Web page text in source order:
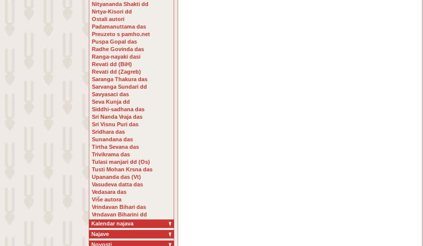
Nityananda Shakti dd
Nrtya-Kisori dd
Ostali autori
Padamanuttama das
Preuzeto s pamho.net
Puspa Gopal das
Radhe Govinda das
Ranga-nayaki dasi
Revati dd (BiH)
Revati dd (Zagreb)
Saranga Thakura das
Sarvanga Sundari dd
Savyasaci das
Seva Kunja dd
Siddhi-sadhana das
Sri Nanda Vraja das
Sri Visnu Puri das
Sridhara das
Sunandana das
Tirtha Sevana das
Trivikrama das
Tulasi manjari dd (Os)
Tusti Mohan Krsna das
Upananda das (Vt)
Vasudeva datta das
Vedasara das
Više autora
Vrindavan Bihari das
Vrndavan Biharini dd
Kalendar najava
Najave
Novosti